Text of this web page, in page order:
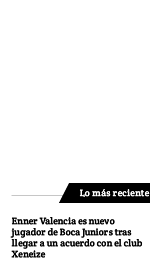
Lo más reciente
Enner Valencia es nuevo
jugador de Boca Juniors tras
llegar a un acuerdo con el club
Xeneize